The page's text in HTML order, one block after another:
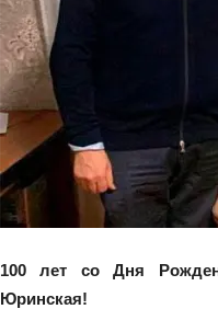
100 лет со Дня
Юринская!